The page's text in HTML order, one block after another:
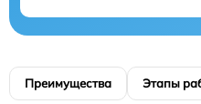
Преимущества Этапы